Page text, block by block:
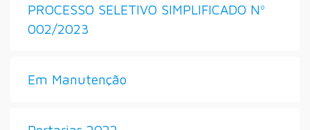
PROCESSO SELETIVO SIMPLIFICADO Nº
002/2023
Em Manutenção